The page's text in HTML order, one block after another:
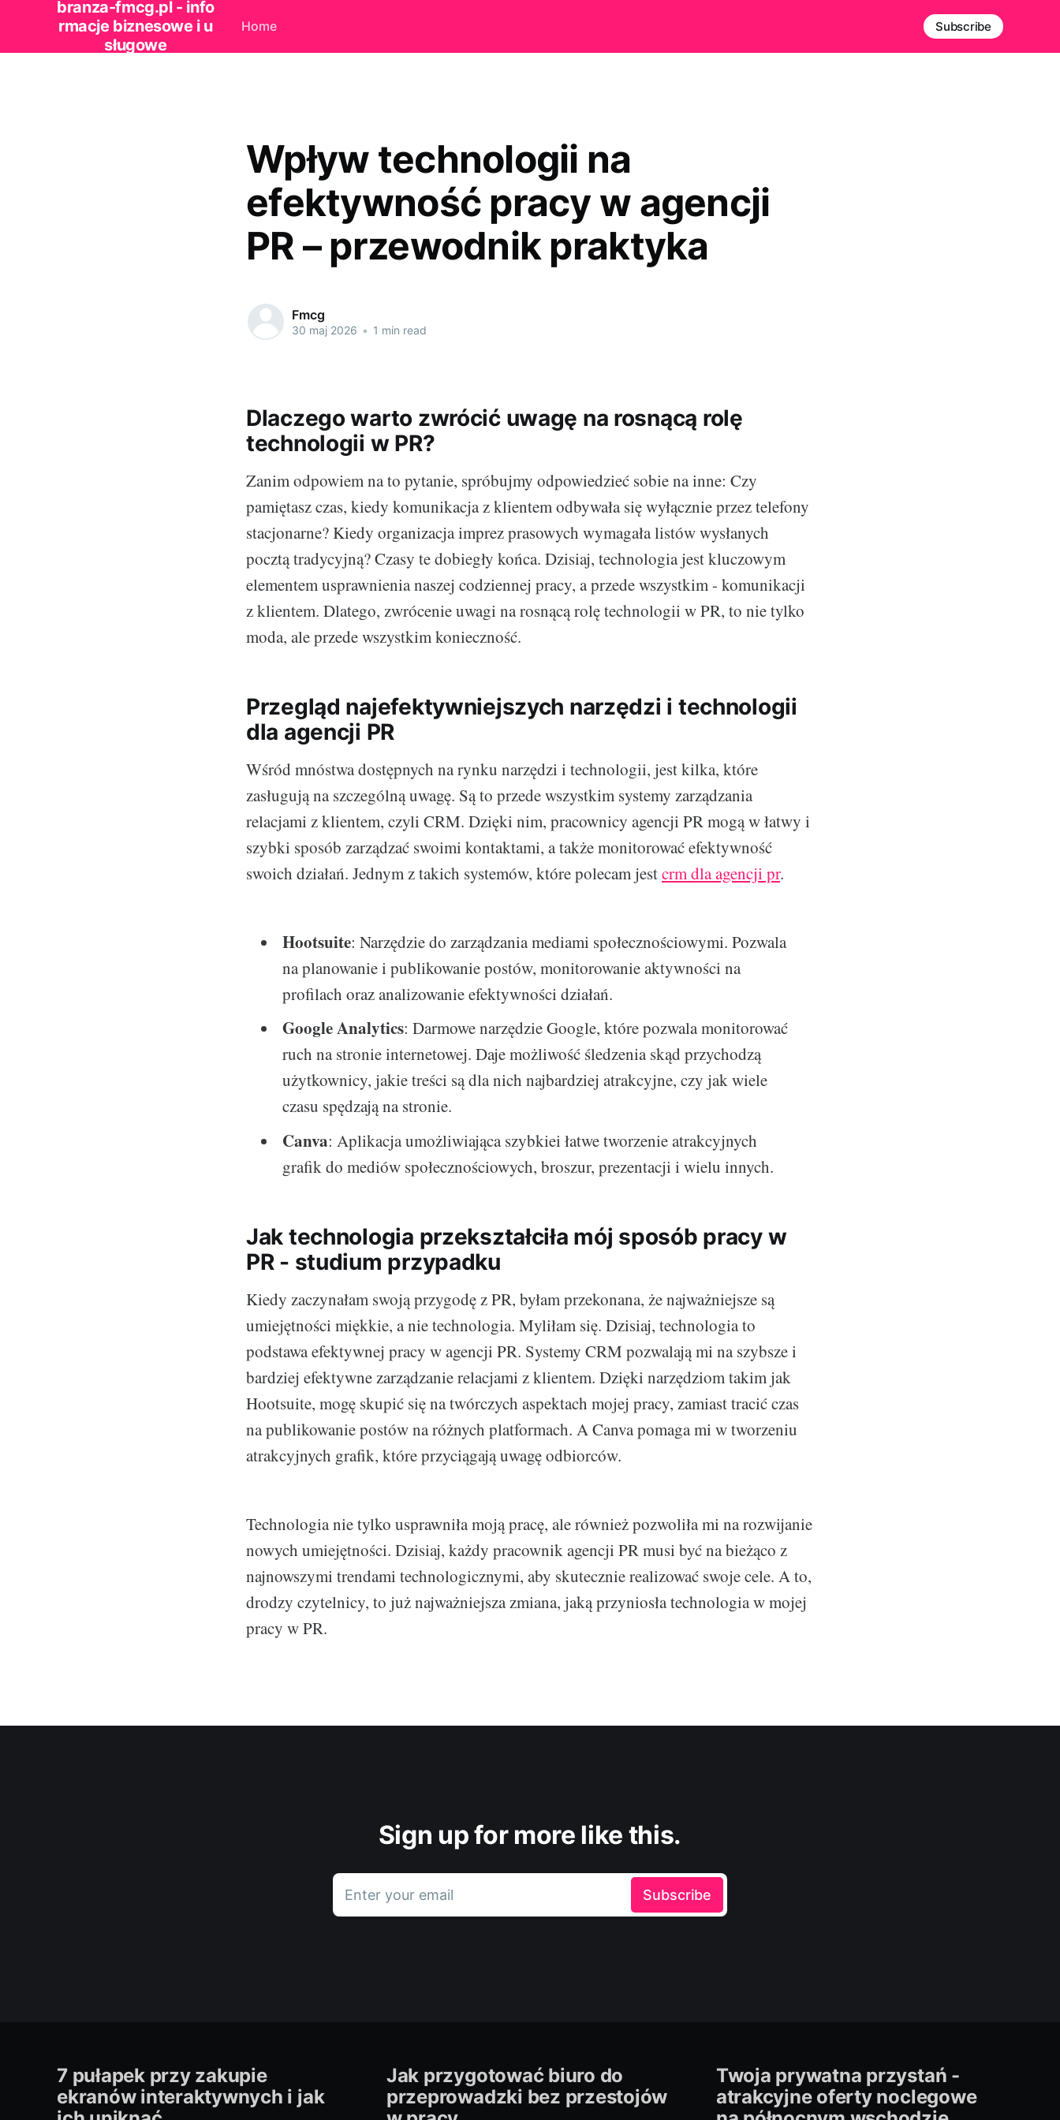
branza-fmcg.pl - info
rmacje biznesowe i u
sługowe
Home Subscribe
Wpływ technologii na
efektywność pracy w agencji
PR – przewodnik praktyka
Fmcg
30 maj 2026 • 1 min read
Dlaczego warto zwrócić uwagę na rosnącą rolę
technologii w PR?
Zanim odpowiem na to pytanie, spróbujmy odpowiedzieć sobie na inne: Czy
pamiętasz czas, kiedy komunikacja z klientem odbywała się wyłącznie przez telefony
stacjonarne? Kiedy organizacja imprez prasowych wymagała listów wysłanych
pocztą tradycyjną? Czasy te dobiegły końca. Dzisiaj, technologia jest kluczowym
elementem usprawnienia naszej codziennej pracy, a przede wszystkim - komunikacji
z klientem. Dlatego, zwrócenie uwagi na rosnącą rolę technologii w PR, to nie tylko
moda, ale przede wszystkim konieczność.
Przegląd najefektywniejszych narzędzi i technologii
dla agencji PR
Wśród mnóstwa dostępnych na rynku narzędzi i technologii, jest kilka, które
zasługują na szczególną uwagę. Są to przede wszystkim systemy zarządzania
relacjami z klientem, czyli CRM. Dzięki nim, pracownicy agencji PR mogą w łatwy i
szybki sposób zarządzać swoimi kontaktami, a także monitorować efektywność
swoich działań. Jednym z takich systemów, które polecam jestcrm dla agencji pr.
Hootsuite: Narzędzie do zarządzania mediami społecznościowymi. Pozwala
na planowanie i publikowanie postów, monitorowanie aktywności na
profilach oraz analizowanie efektywności działań.
Google Analytics: Darmowe narzędzie Google, które pozwala monitorować
ruch na stronie internetowej. Daje możliwość śledzenia skąd przychodzą
użytkownicy, jakie treści są dla nich najbardziej atrakcyjne, czy jak wiele
czasu spędzają na stronie.
Canva: Aplikacja umożliwiająca szybkiei łatwe tworzenie atrakcyjnych
grafik do mediów społecznościowych, broszur, prezentacji i wielu innych.
Jak technologia przekształciła mój sposób pracy w
PR - studium przypadku
Kiedy zaczynałam swoją przygodę z PR, byłam przekonana, że najważniejsze są
umiejętności miękkie, a nie technologia. Myliłam się. Dzisiaj, technologia to
podstawa efektywnej pracy w agencji PR. Systemy CRM pozwalają mi na szybsze i
bardziej efektywne zarządzanie relacjami z klientem. Dzięki narzędziom takim jak
Hootsuite, mogę skupić się na twórczych aspektach mojej pracy, zamiast tracić czas
na publikowanie postów na różnych platformach. A Canva pomaga mi w tworzeniu
atrakcyjnych grafik, które przyciągają uwagę odbiorców.
Technologia nie tylko usprawniła moją pracę, ale również pozwoliła mi na rozwijanie
nowych umiejętności. Dzisiaj, każdy pracownik agencji PR musi być na bieżąco z
najnowszymi trendami technologicznymi, aby skutecznie realizować swoje cele. A to,
drodzy czytelnicy, to już najważniejsza zmiana, jaką przyniosła technologia w mojej
pracy w PR.
Sign up for more like this.
Enter your email Subscribe
7 pułapek przy zakupie
ekranów interaktywnych i jak
Jak przygotować biuro do
przeprowadzki bez przestojów
Twoja prywatna przystań -
atrakcyjne oferty noclegowe